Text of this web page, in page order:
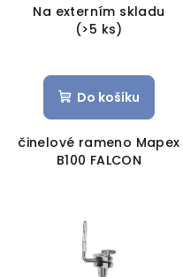
Na externím skladu
(>5 ks)
Do košíku
činelové rameno Mapex
B100 FALCON